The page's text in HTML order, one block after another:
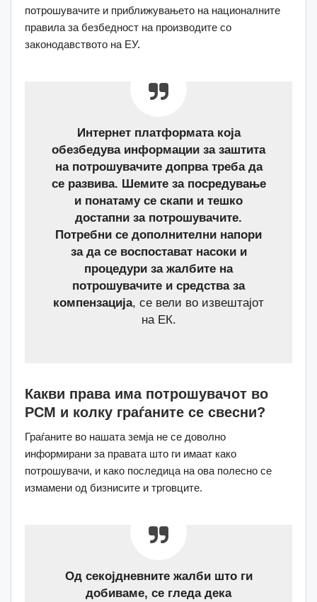
потрошувачите и приближувањето на националните
правила за безбедност на производите со
законодавството на ЕУ.
Интернет платформата која
обезбедува информации за заштита
на потрошувачите допрва треба да
се развива. Шемите за посредување
и понатаму се скапи и тешко
достапни за потрошувачите.
Потребни се дополнителни напори
за да се воспостават насоки и
процедури за жалбите на
потрошувачите и средства за
компензација , се вели во извештајот
на ЕК.
Какви права има потрошувачот во
РСМ и колку граѓаните се свесни?
Граѓаните во нашата земја не се доволно
информирани за правата што ги имаат како
потрошувачи, и како последица на ова полесно се
измамени од бизнисите и трговците.
Од секојдневните жалби што ги
добиваме, се гледа дека